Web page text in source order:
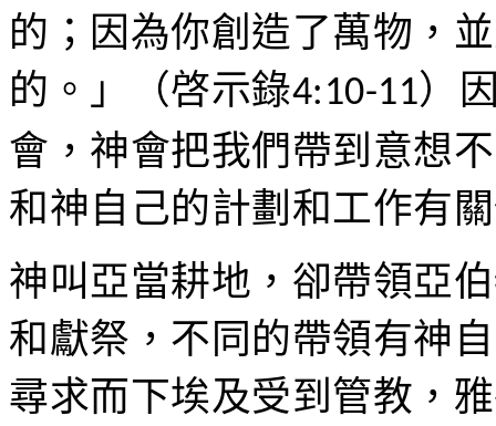
的；因為你創造了萬物，
的。」（啓示錄4:10-11）
會，神會把我們帶到意想
和神自己的計劃和工作有
神叫亞當耕地，卻帶領亞
和獻祭，不同的帶領有神
尋求而下埃及受到管教，